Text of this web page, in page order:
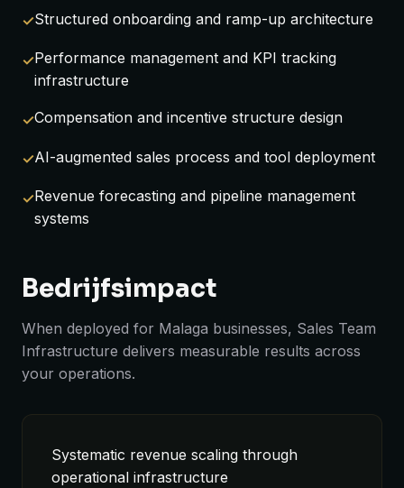
Structured onboarding and ramp-up architecture
Performance management and KPI tracking
infrastructure
Compensation and incentive structure design
AI-augmented sales process and tool deployment
Revenue forecasting and pipeline management
systems
Bedrijfsimpact
When deployed for Malaga businesses, Sales Team
Infrastructure delivers measurable results across
your operations.
Systematic revenue scaling through
operational infrastructure